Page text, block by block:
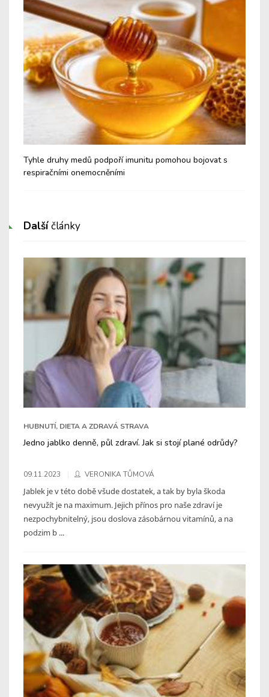
Tyhle druhy medů podpoří imunitu pomohou bojovat s
respiračními onemocněními
Dalšíčlánky
HUBNUTÍ, DIETA A ZDRAVÁ STRAVA
Jedno jablko denně, půl zdraví. Jak si stojí plané odrůdy?
09.11.2023 VERONIKA TŮMOVÁ
Jablek je v této době všude dostatek, a tak by byla škoda
nevyužít je na maximum. Jejich přínos pro naše zdraví je
nezpochybnitelný, jsou doslova zásobárnou vitamínů, a na
podzim b ...